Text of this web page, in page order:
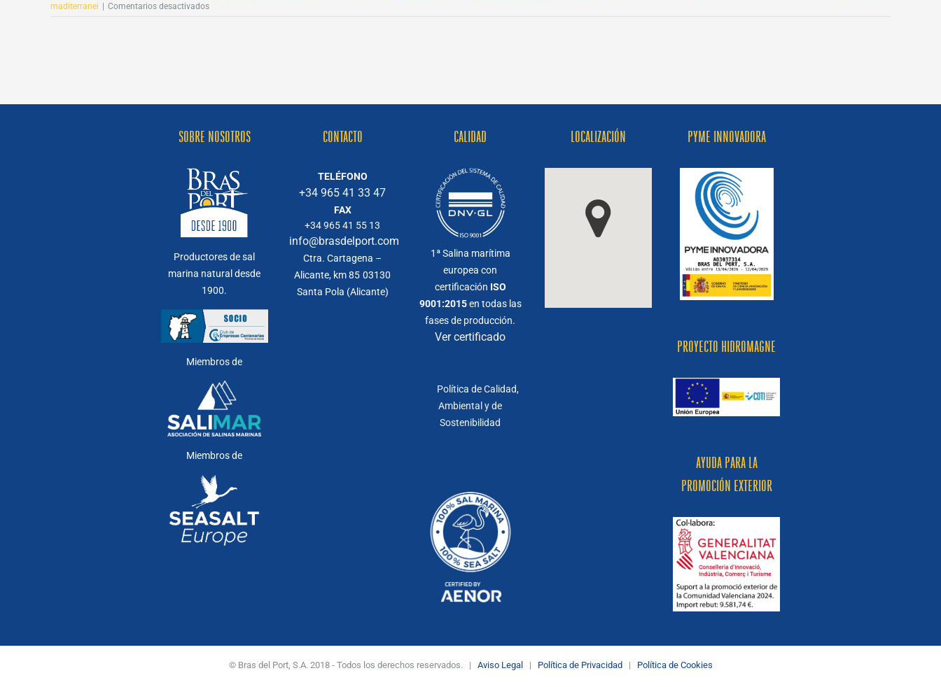
maditerranei
Comentarios desactivadosen
enorme
para
la
SOBRE NOSOTROS
Productores de sal
marina natural desde
1900.
Miembros de
Miembros de
CONTACTO
TELÉFONO
+34 965 41 33 47
FAX
+34 965 41 55 13
info@brasdelport.com
Ctra. Cartagena –
Alicante, km 85 03130
Santa Pola (Alicante)
CALIDAD
1ª Salina marítima
europea con
certificación ISO
9001:2015en todas las
fases de producción.
Ver certificado
Política de Calidad,
Ambiental y de
Sostenibilidad
LOCALIZACIÓN PYME INNOVADORA
PROYECTO HIDROMAGNE
AYUDA PARA LA
PROMOCIÓN EXTERIOR
© Bras del Port, S.A. 2018 - Todos los derechos reservados. | Aviso Legal | Política de Privacidad | Política de Cookies